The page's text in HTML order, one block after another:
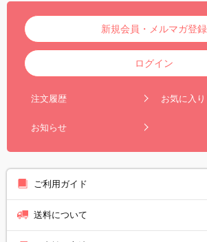
新規会員・メルマガ登録
ログイン
注文履歴 お気に入り
お知らせ
ご利用ガイド
送料について